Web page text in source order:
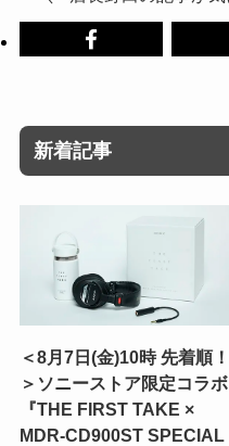
新着記事
＜8月7日(金)10時 先着順！
＞ソニーストア限定コラボ
『THE FIRST TAKE ×
MDR-CD900ST SPECIAL